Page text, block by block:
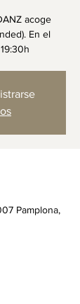
acoge
En el
Pamplona,